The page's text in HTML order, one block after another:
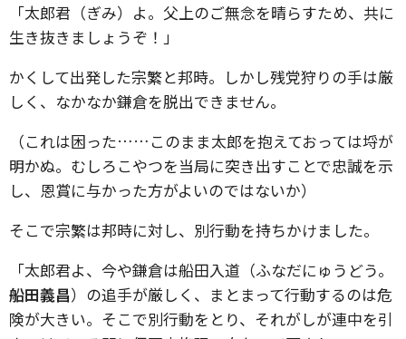
「太郎君（ぎみ）よ。父上のご無念を晴らすため、共に
生き抜きましょうぞ！」
かくして出発した宗繁と邦時。しかし残党狩りの手は厳
しく、なかなか鎌倉を脱出できません。
（これは困った……このまま太郎を抱えておっては埒が
明かぬ。むしろこやつを当局に突き出すことで忠誠を示
し、恩賞に与かった方がよいのではないか）
そこで宗繁は邦時に対し、別行動を持ちかけました。
「太郎君よ、今や鎌倉は船田入道（ふなだにゅうどう。
船田義昌）の追手が厳しく、まとまって行動するのは危
険が大きい。そこで別行動をとり、それがしが連中を引